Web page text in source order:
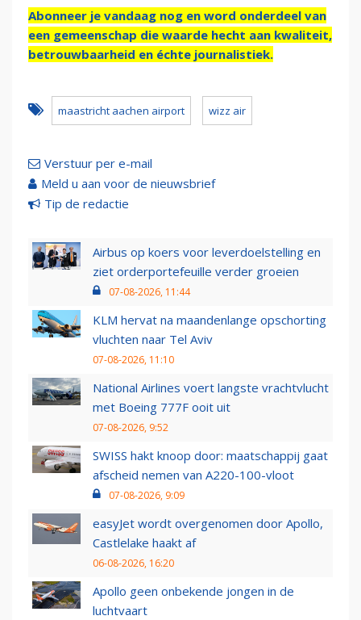
Abonneer je vandaag nog en word onderdeel van
een gemeenschap die waarde hecht aan kwaliteit,
betrouwbaarheid en échte journalistiek.
maastricht aachen airport wizz air
Verstuur per e-mail
Meld u aan voor de nieuwsbrief
Tip de redactie
Airbus op koers voor leverdoelstelling en
ziet orderportefeuille verder groeien
07-08-2026, 11:44
KLM hervat na maandenlange opschorting
vluchten naar Tel Aviv
07-08-2026, 11:10
National Airlines voert langste vrachtvlucht
met Boeing 777F ooit uit
07-08-2026, 9:52
SWISS hakt knoop door: maatschappij gaat
afscheid nemen van A220-100-vloot
07-08-2026, 9:09
easyJet wordt overgenomen door Apollo,
Castlelake haakt af
06-08-2026, 16:20
Apollo geen onbekende jongen in de
luchtvaart